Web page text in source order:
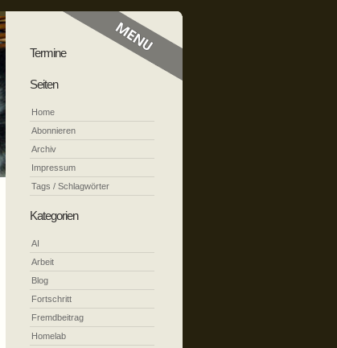
Termine
Seiten
Home
Abonnieren
Archiv
Impressum
Tags / Schlagwörter
Kategorien
AI
Arbeit
Blog
Fortschritt
Fremdbeitrag
Homelab